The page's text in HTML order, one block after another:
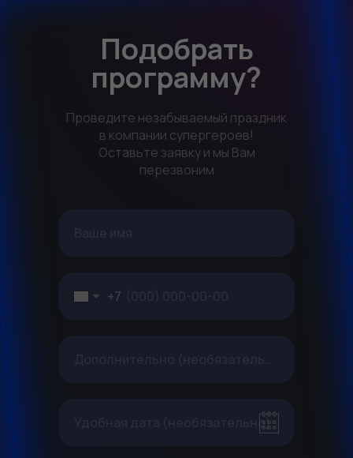
Проведите незабываемый праздник
в компании супергероев!
Оставьте заявку и мы Вам
перезвоним
Подобрать
программу?
+7
Удобная дата (необязательно)